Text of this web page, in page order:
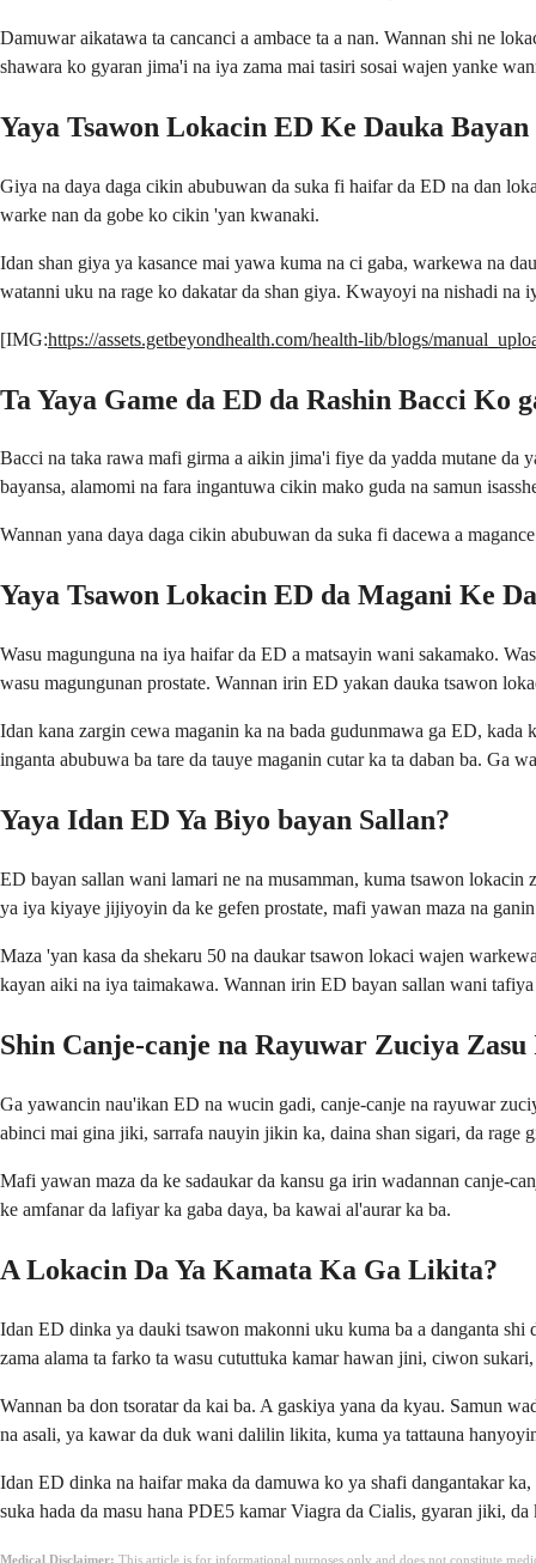
Damuwar aikatawa ta cancanci a ambace ta a nan. Wannan shi ne
shawara ko gyaran jima'i na iya zama mai tasiri sosai wajen yanke
Yaya Tsawon Lokacin ED Ke Dauka
Giya na daya daga cikin abubuwan da suka fi haifar da ED na dan
warke nan da gobe ko cikin 'yan kwanaki.
Idan shan giya ya kasance mai yawa kuma na ci gaba, warkewa na
watanni uku na rage ko dakatar da shan giya. Kwayoyi na nishadi na
[IMG:https://assets.getbeyondhealth.com/health-lib/blogs/
Ta Yaya Game da ED da Rashin Bacci Ko
Bacci na taka rawa mafi girma a aikin jima'i fiye da yadda mutane da
bayansa, alamomi na fara ingantuwa cikin mako guda na samun
Wannan yana daya daga cikin abubuwan da suka fi dacewa a
Yaya Tsawon Lokacin ED da Magani Ke
Wasu magunguna na iya haifar da ED a matsayin wani sakamako.
wasu magungunan prostate. Wannan irin ED yakan dauka tsawon
Idan kana zargin cewa maganin ka na bada gudunmawa ga ED,
inganta abubuwa ba tare da tauye maganin cutar ka ta daban ba. Ga
Yaya Idan ED Ya Biyo bayan Sallan?
ED bayan sallan wani lamari ne na musamman, kuma tsawon
ya iya kiyaye jijiyoyin da ke gefen prostate, mafi yawan maza na
Maza 'yan kasa da shekaru 50 na daukar tsawon lokaci wajen
kayan aiki na iya taimakawa. Wannan irin ED bayan sallan wani
Shin Canje-canje na Rayuwar Zuciya
Ga yawancin nau'ikan ED na wucin gadi, canje-canje na rayuwar
abinci mai gina jiki, sarrafa nauyin jikin ka, daina shan sigari, da
Mafi yawan maza da ke sadaukar da kansu ga irin wadannan canje-
ke amfanar da lafiyar ka gaba daya, ba kawai al'aurar ka ba.
A Lokacin Da Ya Kamata Ka Ga Likita?
Idan ED dinka ya dauki tsawon makonni uku kuma ba a danganta
zama alama ta farko ta wasu cututtuka kamar hawan jini, ciwon
Wannan ba don tsoratar da kai ba. A gaskiya yana da kyau. Samun
na asali, ya kawar da duk wani dalilin likita, kuma ya tattauna
Idan ED dinka na haifar maka da damuwa ko ya shafi dangantakar
suka hada da masu hana PDE5 kamar Viagra da Cialis, gyaran jiki,
Medical Disclaimer: This article is for informational purposes only and does not constitute